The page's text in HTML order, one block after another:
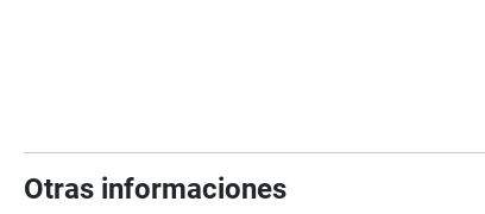
Otras informaciones